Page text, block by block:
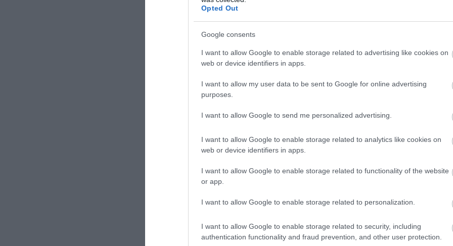
Opted Out
Google consents
I want to allow Google to enable storage related to advertising like cookies on
web or device identifiers in apps.
I want to allow my user data to be sent to Google for online advertising
purposes.
I want to allow Google to send me personalized advertising.
I want to allow Google to enable storage related to analytics like cookies on
web or device identifiers in apps.
I want to allow Google to enable storage related to functionality of the website
or app.
I want to allow Google to enable storage related to personalization.
I want to allow Google to enable storage related to security, including
authentication functionality and fraud prevention, and other user protection.
Τουλάχιστον έξι νεκροί και 15 τραυματίες (upd)
Ακολουθήστε το
στο Google News και
πρώτοι όλες τις ειδήσεις
TAGS: INFLUENCER
Δείτε μας ζωντανά στο YouTube Twitch ,